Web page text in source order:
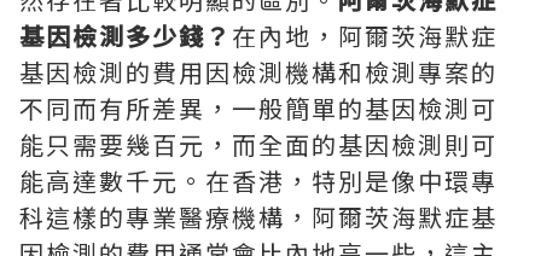
基因檢測多少錢？ 在內地，阿爾茨海默症
基因檢測的費用因檢測機構和檢測專案的
不同而有所差異，一般簡單的基因檢測可
能只需要幾百元，而全面的基因檢測則可
能高達數千元。在香港，特別是像中環專
科這樣的專業醫療機構，阿爾茨海默症基